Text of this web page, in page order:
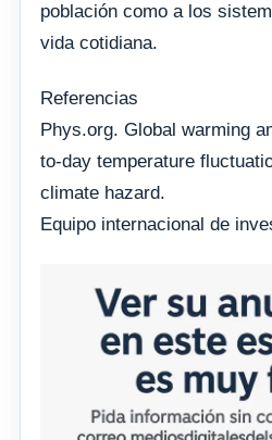
población como a los
vida cotidiana.
Referencias
Phys.org. Global warming
to-day temperature
climate hazard.
Equipo internacional de